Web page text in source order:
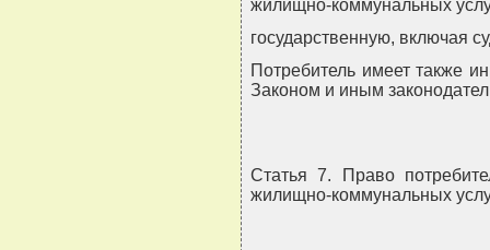
жилищно-коммунальных
государственную, включая
Потребитель имеет также
Законом и иным
Статья 7. Право
жилищно-коммунальных